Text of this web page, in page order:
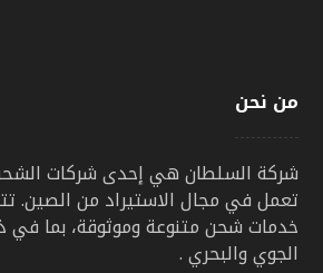
من نحن
شركة السلطان هي إحدى شركات
تعمل في مجال الاستيراد من الصين.
خدمات شحن متنوعة وموثوقة، بما في
الجوي والبحري .